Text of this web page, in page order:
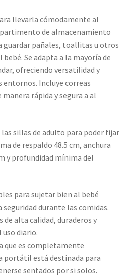
llevarla cómodamente al
de almacenamiento
guardar pañales, toallitas u otros
Se adapta a la mayoría de
ofreciendo versatilidad y
Incluye correas
rápida y segura a al
las sillas de adulto para poder fijar
de respaldo 48.5 cm, anchura
y profundidad mínima del
para sujetar bien al bebé
durante las comidas.
de alta calidad, duraderos y
diario.
que es completamente
portátil está destinada para
sentados por si solos.